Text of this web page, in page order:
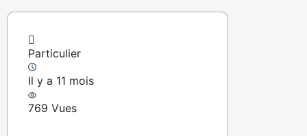
Particulier
Il y a 11 mois
769 Vues